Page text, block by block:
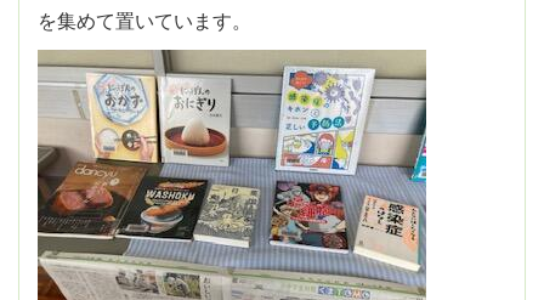
を集めて置いています。